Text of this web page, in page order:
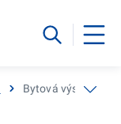
Bytová výstavba v